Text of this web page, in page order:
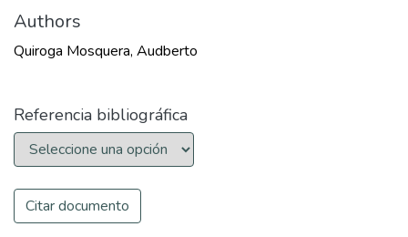
Authors
Quiroga Mosquera, Audberto
Referencia bibliográfica
Citar documento